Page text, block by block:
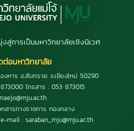
สู่การเป็นมหาวิทยาลัยเชิงนิเวศ
อมหาวิทยาลัย
หาร อ.สันทราย จ.เชียงใหม่ 50290
โทรสาร : 053 873015
สารทางราชการ กองกลาง
mail : saraban_mju@mju.ac.th